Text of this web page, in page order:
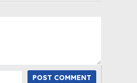
POST COMMENT